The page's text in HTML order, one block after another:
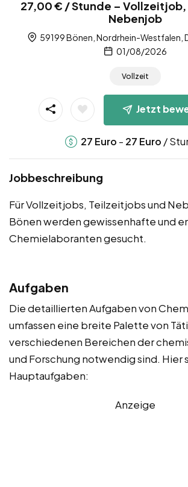
27,00 € / Stunde –
Nebenjob
59199 Bönen, Nordrhein-Westfalen,
01/08/2026
Vollzeit
Jetzt
27 Euro - 27 Euro /
Jobbeschreibung
Für Vollzeitjobs, Teilzeitjobs und
Bönen werden gewissenhafte und
Chemielaboranten gesucht.
Aufgaben
Die detaillierten Aufgaben von
umfassen eine breite Palette von
verschiedenen Bereichen der
und Forschung notwendig sind. Hier
Hauptaufgaben:
Anzeige